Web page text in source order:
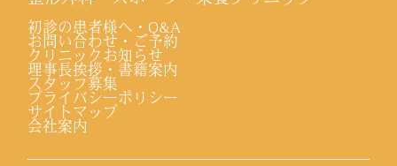
初診の患者様へ・Q&A
お問い合わせ・ご予約
クリニックお知らせ
理事長挨拶・書籍案内
スタッフ募集
プライバシーポリシー
サイトマップ
会社案内